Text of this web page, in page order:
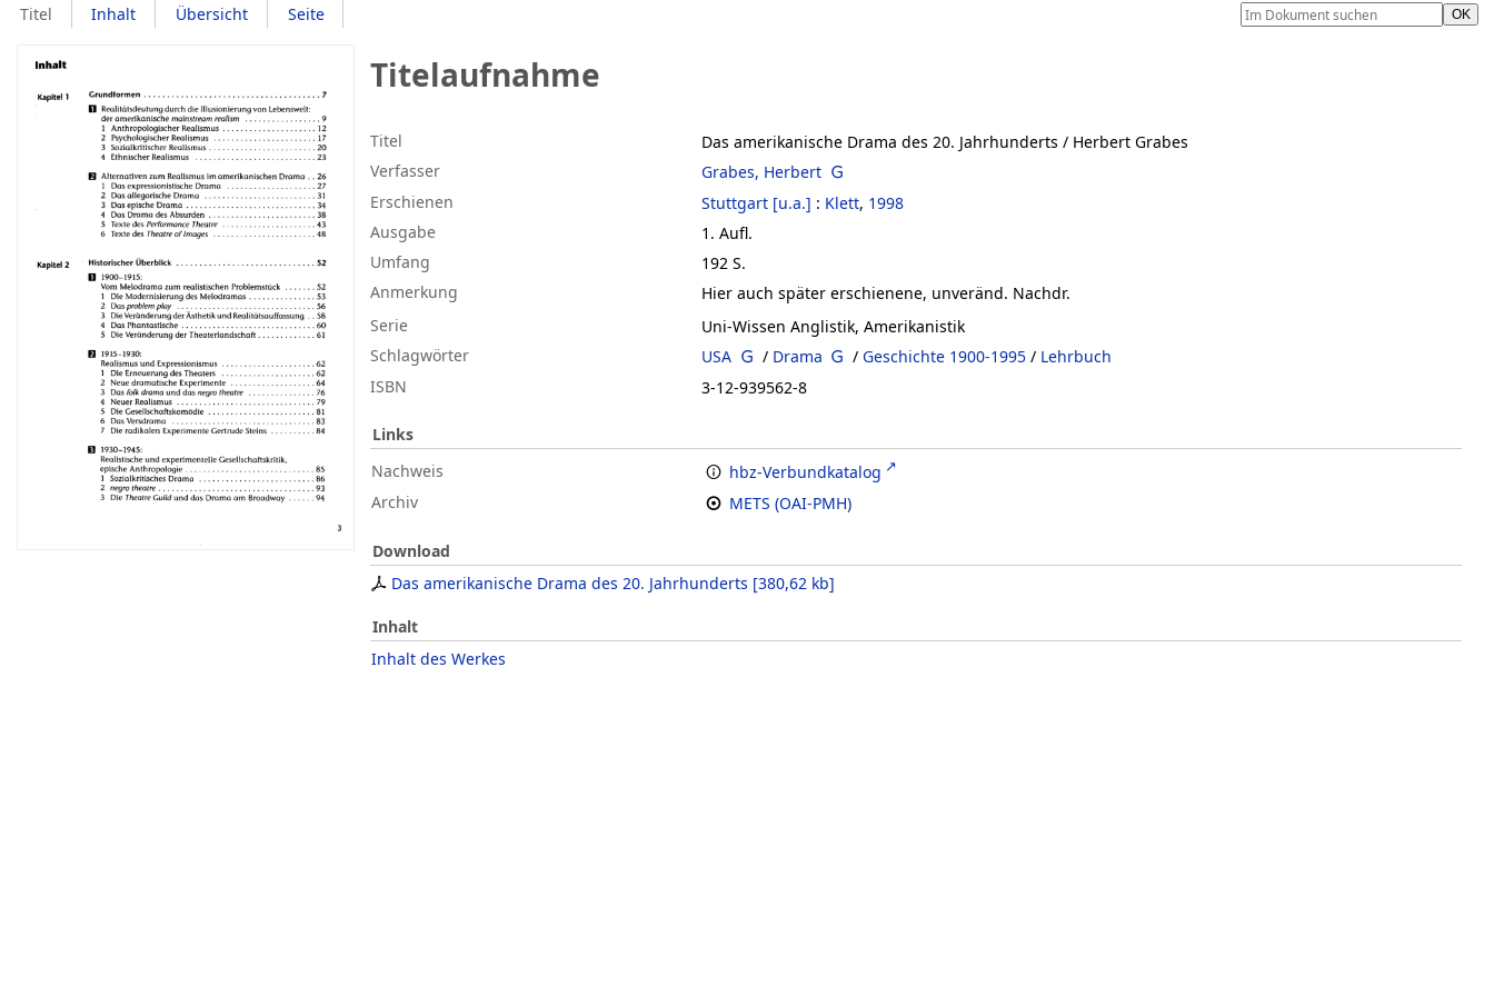
Titel Inhalt Übersicht Seite
Titelaufnahme
Titel Das amerikanische Drama des 20. Jahrhunderts / Herbert Grabes
Verfasser
Grabes, Herbert
Erschienen
Stuttgart [u.a.] : Klett, 1998
Ausgabe
1. Aufl.
Umfang
192 S.
Anmerkung
Hier auch später erschienene, unveränd. Nachdr.
Serie
Uni-Wissen Anglistik, Amerikanistik
Schlagwörter
USA / Drama / Geschichte 1900-1995 / Lehrbuch
ISBN
3-12-939562-8
Links
Nachweis
hbz-Verbundkatalog
Archiv
METS (OAI-PMH)
Download
Das amerikanische Drama des 20. Jahrhunderts [380,62 kb]
Inhalt
Inhalt des Werkes